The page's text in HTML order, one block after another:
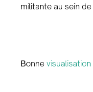
militante au sein
Bonne visualisation